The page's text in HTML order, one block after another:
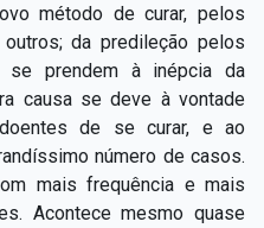
método de curar, pelos
da predileção pelos
se prendem à inépcia da
causa se deve à vontade
de se curar, e ao
número de casos.
mais frequência e mais
Acontece mesmo quase